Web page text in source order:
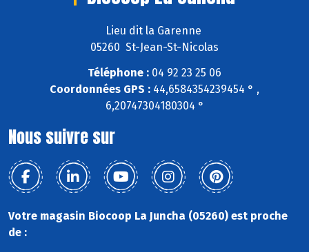
Lieu dit la Garenne
05260 St-Jean-St-Nicolas
Téléphone : 04 92 23 25 06
Coordonnées GPS : 44,6584354239454 ° ,
6,20747304180304 °
Nous suivre sur
Votre magasin Biocoop La Juncha (05260) est proche
de :